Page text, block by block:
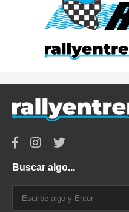
Buscar algo...